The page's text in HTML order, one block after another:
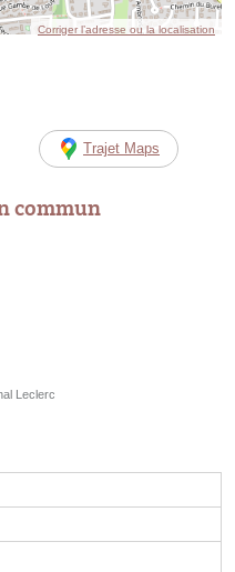
Corriger l’adresse ou la localisation
Trajet Maps
commun
Leclerc